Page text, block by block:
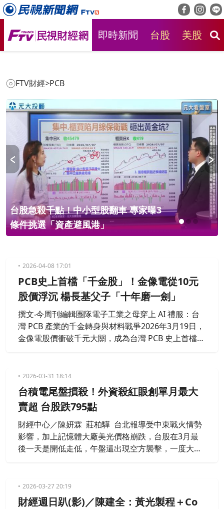
即時新聞 台股 美股
FTV財經>PCB
台股急殺千點！中小型股翻車 專家曝3
條件挑選「資產避風港」
2026-04-08 17:01
PCB史上首檔「千金股」！金像電從10元
股價浮沉 楊長基父子「十年磨一劍」
撰文‧今周刊編輯團隊電子工業之母穿上 AI 禮服：台
灣 PCB 產業的千金轉身與材料戰爭2026年3月19日，
金像電股價衝破千元大關，成為台灣 PCB 史上首檔
「電子工業之母」，正式迎來技術為王的高光時刻。
2026-03-31 18:14
台積電尾盤摜殺！外資殺紅眼創單月最大
賣超 台股跌795點
財經中心／陳妍霖 莊柏驊 台北報導受中東戰火情勢
影響，加上記憶體大廠美光價格崩跌，台股在3月最
後一天是開低走低，午盤還出現空方襲擊，一度大跌
下跌795點，成交量7939億。
2026-03-27 20:19
財經週日趴(影)／陳建全：黃光製程＋Co